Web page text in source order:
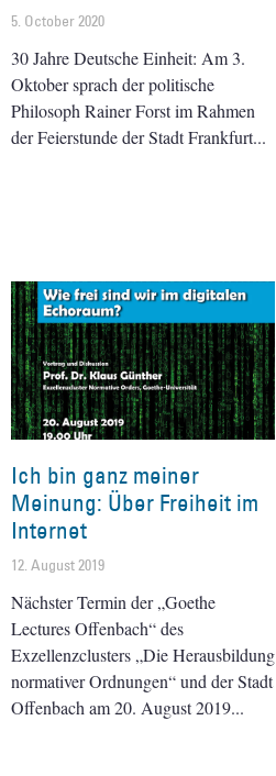
5. October 2020
30 Jahre Deutsche Einheit: Am 3.
Oktober sprach der politische
Philosoph Rainer Forst im Rahmen
der Feierstunde der Stadt Frankfurt
Ich bin ganz meiner
Meinung: Über Freiheit im
Internet
12. August 2019
Nächster Termin der „Goethe
Lectures Offenbach“ des
Exzellenzclusters „Die Herausbildung
normativer Ordnungen“ und der Stadt
Offenbach am 20. August 2019